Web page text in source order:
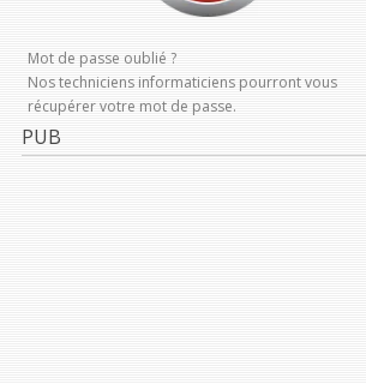
Mot de passe oublié ?
Nos techniciens informaticiens pourront vous
récupérer votre mot de passe.
PUB